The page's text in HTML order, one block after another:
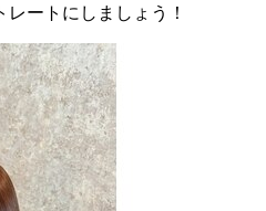
ートにしましょう！